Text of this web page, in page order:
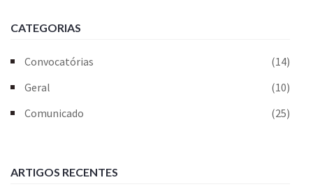
CATEGORIAS
Convocatórias
(14)
Geral
(10)
Comunicado
(25)
ARTIGOS RECENTES